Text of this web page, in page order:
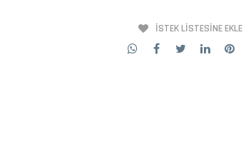
İSTEK LISTESINE EKLE